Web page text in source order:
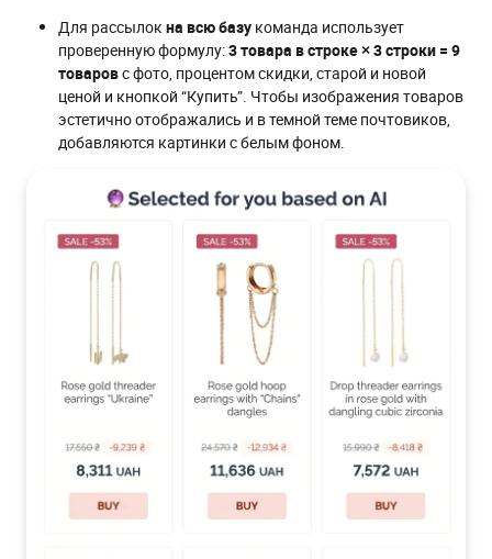
Для рассылокна всю базу команда использует
проверенную формулу:3 товара в строке × 3 строки = 9
товаровс фото, процентом скидки, старой и новой
ценой и кнопкой “Купить”. Чтобы изображения товаров
эстетично отображались и в темной теме почтовиков,
добавляются картинки с белым фоном.